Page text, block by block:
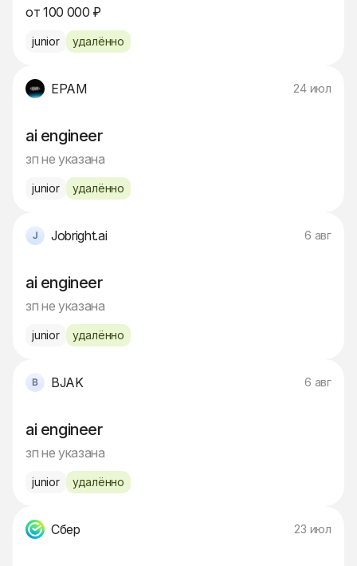
от 100 000 ₽
junior удалённо
EPAM 24 июл
ai engineer
зп не указана
junior удалённо
Jobright.ai 6 авг
ai engineer
зп не указана
junior удалённо
BJAK 6 авг
ai engineer
зп не указана
junior удалённо
Сбер 23 июл